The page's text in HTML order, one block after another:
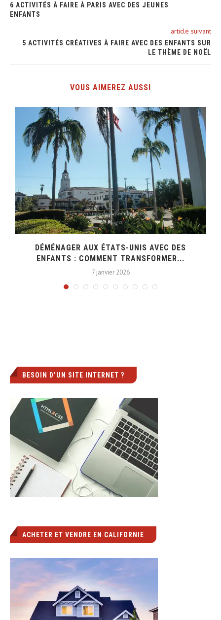
6 ACTIVITÉS À FAIRE À PARIS AVEC DES JEUNES
ENFANTS
article suivant
5 ACTIVITÉS CRÉATIVES À FAIRE AVEC DES ENFANTS SUR
LE THÈME DE NOËL
VOUS AIMEREZ AUSSI
DÉMÉNAGER AUX ÉTATS-UNIS AVEC DES
ENFANTS : COMMENT TRANSFORMER...
7 janvier 2026
BESOIN D’UN SITE INTERNET ?
ACHETER ET VENDRE EN CALIFORNIE